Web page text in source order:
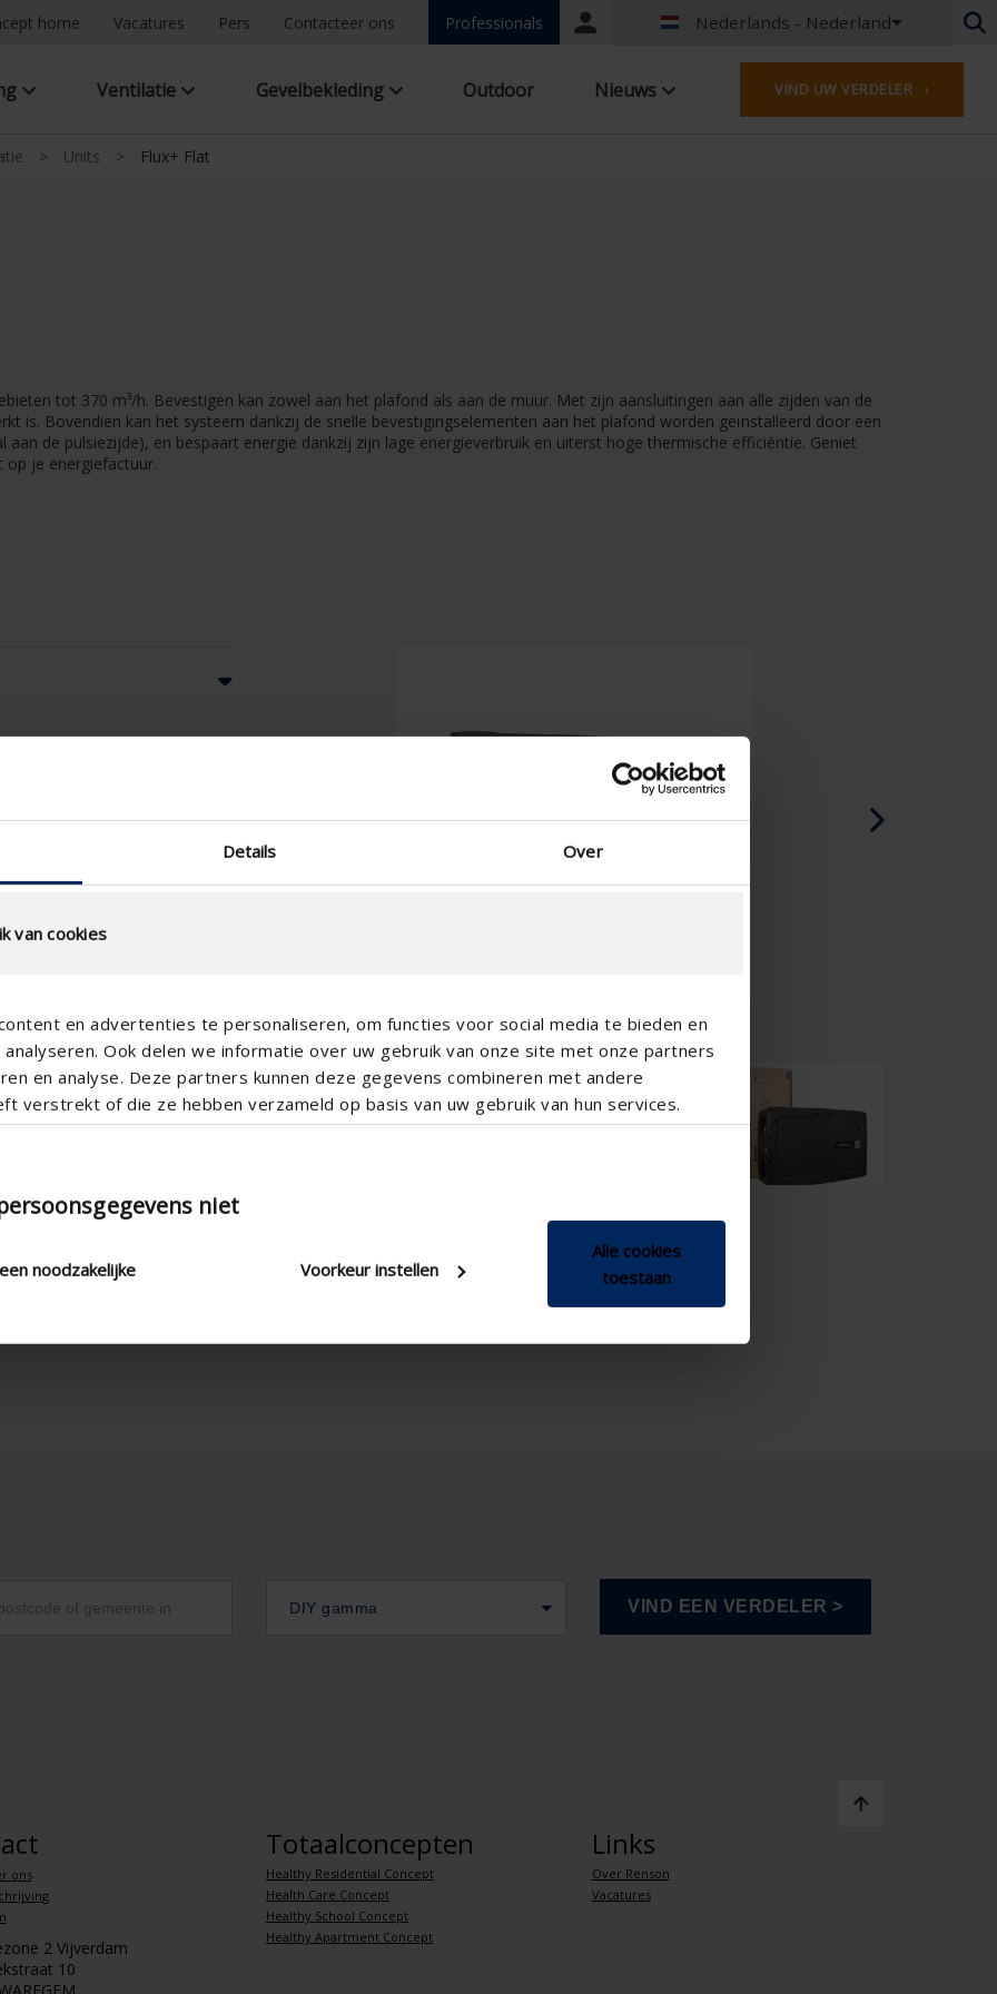
Details Over
van cookies
en advertenties te personaliseren, om functies voor social media te bieden en
Ook delen we informatie over uw gebruik van onze site met onze partners
en analyse. Deze partners kunnen deze gegevens combineren met andere
verstrekt of die ze hebben verzameld op basis van uw gebruik van hun services.
niet
noodzakelijke Voorkeur instellen
Alle cookies
toestaan
home Vacatures Pers Contacteer ons Professionals
Portal
Nederlands - Nederland
Nederlands - België
Frans - België
Nederlands - Nederland
Hongaars - Hongarije
Italiaans - Italië
Ventilatie Gevelbekleding Outdoor Nieuws VIND UW VERDELER ›
> Units > Flux+ Flat
tot 370 m³/h. Bevestigen kan zowel aan het plafond als aan de muur. Met zijn aansluitingen aan alle zijden van de
is. Bovendien kan het systeem dankzij de snelle bevestigingselementen aan het plafond worden geïnstalleerd door een
de pulsiezijde), en bespaart energie dankzij zijn lage energieverbruik en uiterst hoge thermische efficiëntie. Geniet
op je energiefactuur.
service

DIY gamma
ons
2 Vijverdam
10
Totaalconcepten
Healthy Residential Concept
Health Care Concept
Healthy School Concept
Healthy Apartment Concept
Links
Over Renson
Vacatures